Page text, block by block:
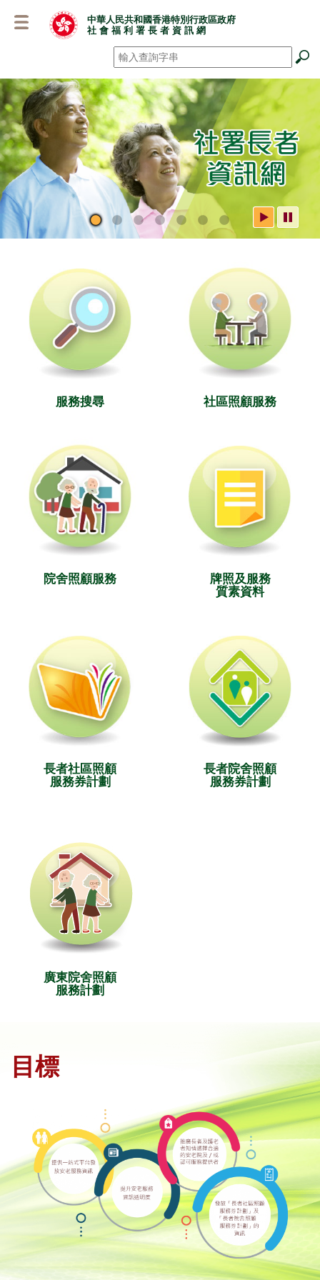
容
中華人民共和國香港特別行政區政府
社 會 福 利 署 長 者 資 訊 網
搜尋 *
社署長者資訊網
服務搜尋 社區照顧服務
院舍照顧服務
牌照及服務
質素資料
長者社區照顧
服務券計劃
長者院舍照顧
服務券計劃
廣東院舍照顧
服務計劃
目標